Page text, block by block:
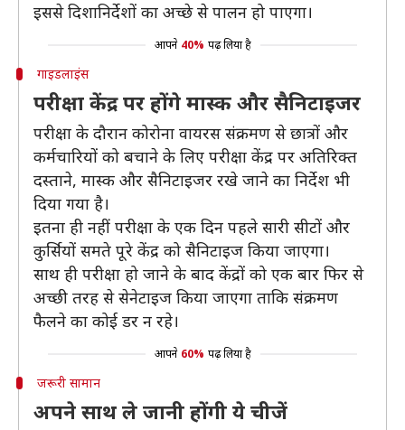
इससे दिशानिर्देशों का अच्छे से पालन हो पाएगा।
आपने 40% पढ़ लिया है
गाइडलाइंस
परीक्षा केंद्र पर होंगे मास्क और सैनिटाइजर
परीक्षा के दौरान कोरोना वायरस संक्रमण से छात्रों और
कर्मचारियों को बचाने के लिए परीक्षा केंद्र पर अतिरिक्त
दस्ताने, मास्क और सैनिटाइजर रखे जाने का निर्देश भी
दिया गया है।
इतना ही नहीं परीक्षा के एक दिन पहले सारी सीटों और
कुर्सियों समते पूरे केंद्र को सैनिटाइज किया जाएगा।
साथ ही परीक्षा हो जाने के बाद केंद्रों को एक बार फिर से
अच्छी तरह से सेनेटाइज किया जाएगा ताकि संक्रमण
फैलने का कोई डर न रहे।
आपने 60% पढ़ लिया है
जरूरी सामान
अपने साथ ले जानी होंगी ये चीजें